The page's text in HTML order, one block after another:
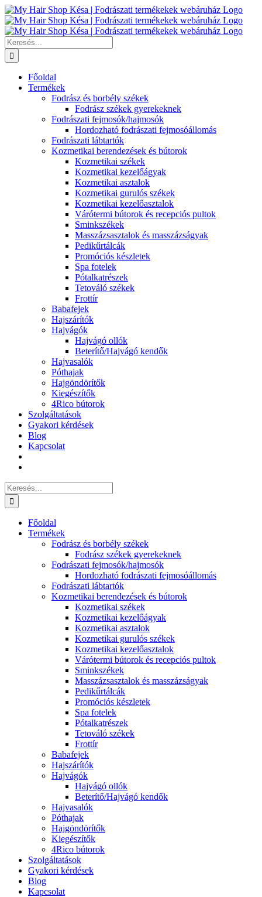
Kihagyás
Keresés...
Főoldal
Termékek
Fodrász és borbély székek
Fodrász székek gyerekeknek
Fodrászati fejmosók/hajmosók
Hordozható fodrászati fejmosóállomás
Fodrászati lábtartók
Kozmetikai berendezések és bútorok
Kozmetikai székek
Kozmetikai kezelőágyak
Kozmetikai asztalok
Kozmetikai gurulós székek
Kozmetikai kezelőasztalok
Várótermi bútorok és recepciós pultok
Sminkszékek
Masszázsasztalok és masszázságyak
Pedikűrtálcák
Promóciós készletek
Spa fotelek
Pótalkatrészek
Tetováló székek
Frottír
Babafejek
Hajszárítók
Hajvágók
Hajvágó ollók
Beterítő/Hajvágó kendők
Hajvasalók
Póthajak
Hajgöndörítők
Kiegészítők
4Rico bútorok
Szolgáltatások
Gyakori kérdések
Blog
Kapcsolat
Keresés...
Főoldal
Termékek
Fodrász és borbély székek
Fodrász székek gyerekeknek
Fodrászati fejmosók/hajmosók
Hordozható fodrászati fejmosóállomás
Fodrászati lábtartók
Kozmetikai berendezések és bútorok
Kozmetikai székek
Kozmetikai kezelőágyak
Kozmetikai asztalok
Kozmetikai gurulós székek
Kozmetikai kezelőasztalok
Várótermi bútorok és recepciós pultok
Sminkszékek
Masszázsasztalok és masszázságyak
Pedikűrtálcák
Promóciós készletek
Spa fotelek
Pótalkatrészek
Tetováló székek
Frottír
Babafejek
Hajszárítók
Hajvágók
Hajvágó ollók
Beterítő/Hajvágó kendők
Hajvasalók
Póthajak
Hajgöndörítők
Kiegészítők
4Rico bútorok
Szolgáltatások
Gyakori kérdések
Blog
Kapcsolat